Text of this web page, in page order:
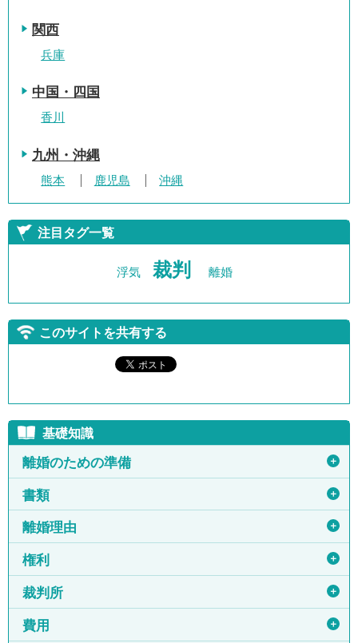
関西
兵庫
中国・四国
香川
九州・沖縄
熊本 鹿児島 沖縄
注目タグ一覧
浮気 裁判 離婚
このサイトを共有する
基礎知識
離婚のための準備 ＋
書類 ＋
離婚理由 ＋
権利 ＋
裁判所 ＋
費用 ＋